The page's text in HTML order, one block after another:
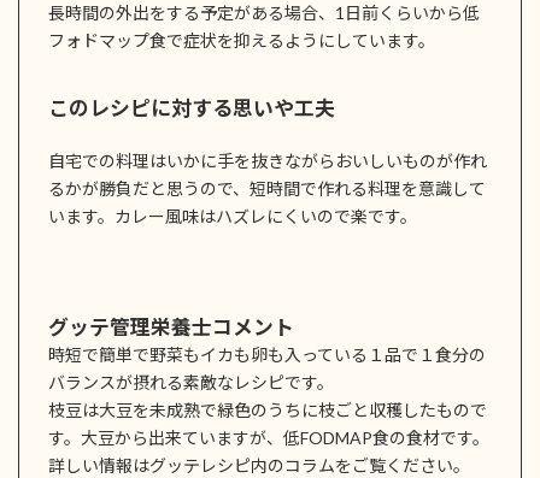
長時間の外出をする予定がある場合、1日前くらいから低
フォドマップ食で症状を抑えるようにしています。
このレシピに対する思いや工夫
自宅での料理はいかに手を抜きながらおいしいものが作れ
るかが勝負だと思うので、短時間で作れる料理を意識して
います。カレー風味はハズレにくいので楽です。
グッテ管理栄養士コメント
時短で簡単で野菜もイカも卵も入っている１品で１食分の
バランスが摂れる素敵なレシピです。
枝豆は大豆を未成熟で緑色のうちに枝ごと収穫したもので
す。大豆から出来ていますが、低FODMAP食の食材です。
詳しい情報はグッテレシピ内のコラムをご覧ください。